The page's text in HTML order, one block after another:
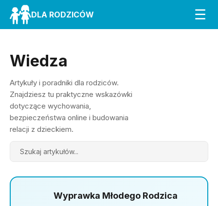
DLA RODZICÓW ☰
Wiedza
Artykuły i poradniki dla rodziców.
Znajdziesz tu praktyczne wskazówki
dotyczące wychowania,
bezpieczeństwa online i budowania
relacji z dzieckiem.
Search
Wyprawka Młodego Rodzica